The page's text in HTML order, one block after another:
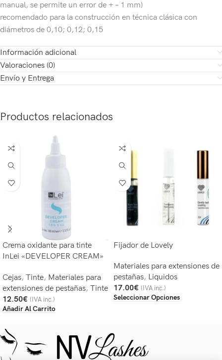
manual, se permite un error de + – 1 mm)
recomendado para la construcción en técnica clásica con
diámetros de 0,10; 0,12; 0,15
Información adicional
Valoraciones (0)
Envío y Entrega
Productos relacionados
Crema oxidante para tinte
InLei «DEVELOPER CREAM»
Cejas, Tinte, Materiales para
extensiones de pestañas, Tinte
12.50€ (IVA inc.)
Añadir Al Carrito
Fijador de Lovely
Materiales para extensiones de
pestañas, Liquidos
17.00€ (IVA inc.)
Seleccionar Opciones